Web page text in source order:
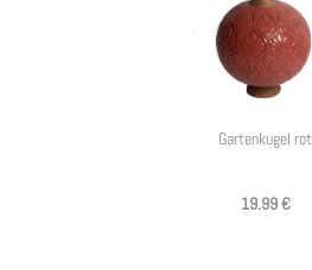
Gartenkugel rot
19.99 €